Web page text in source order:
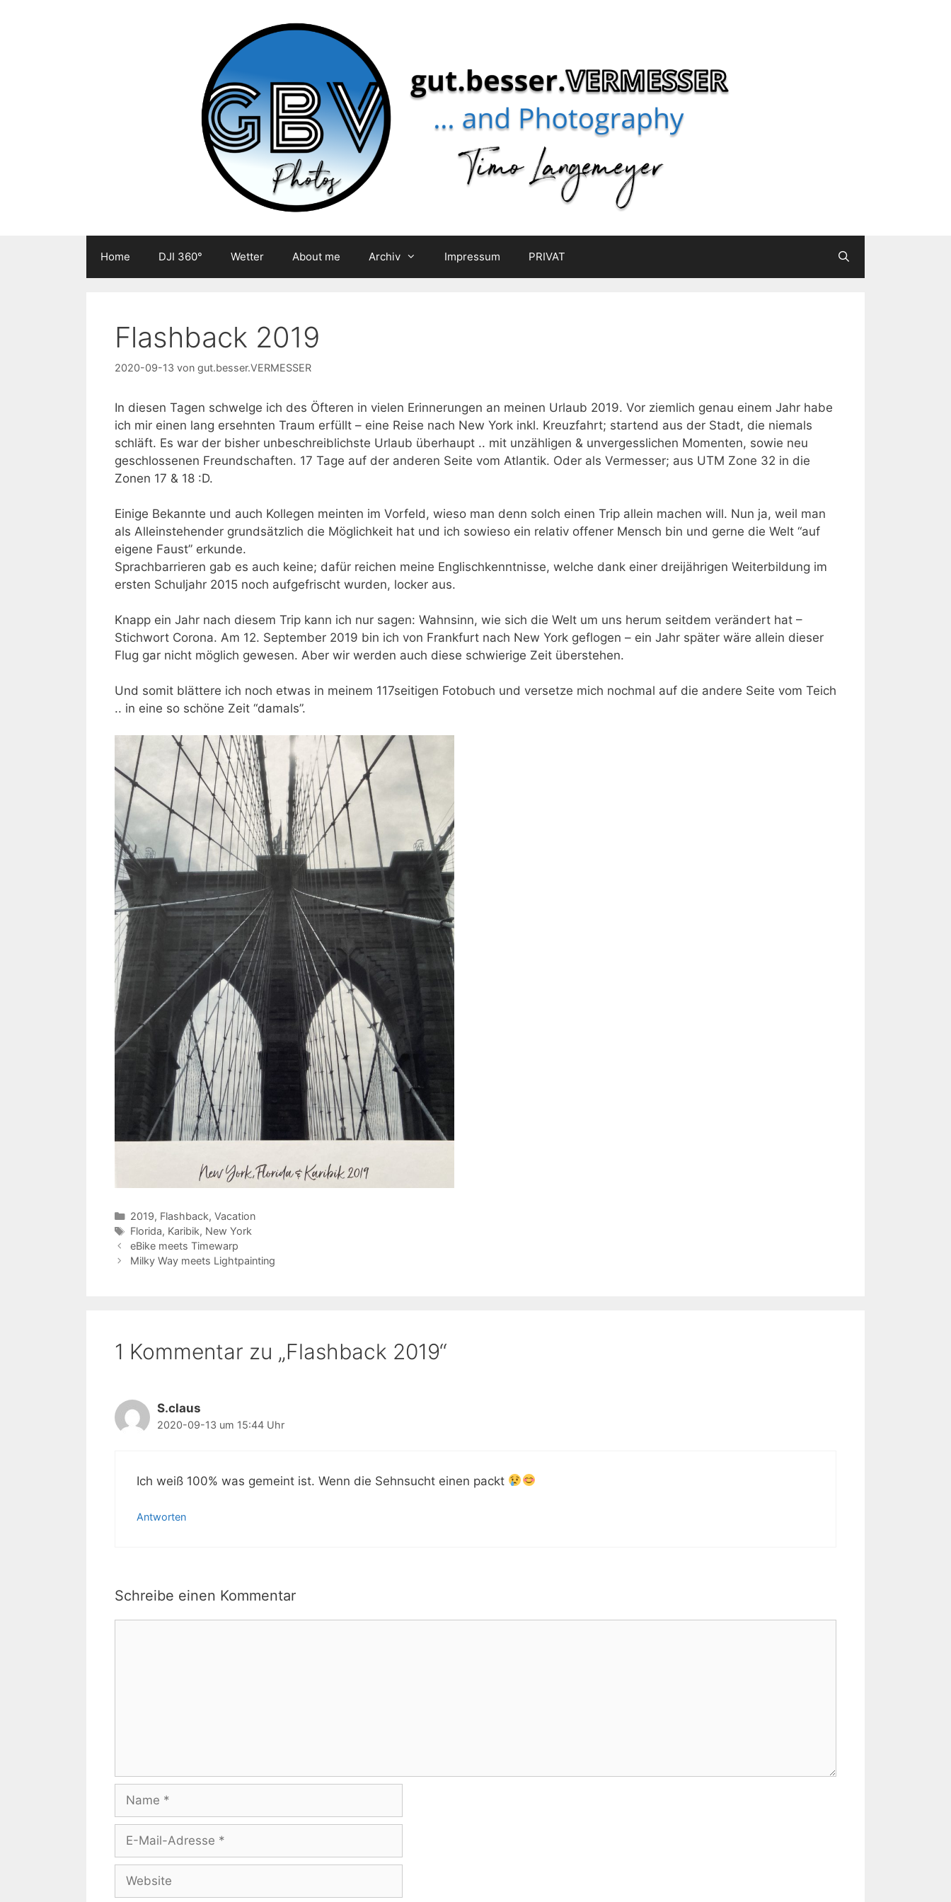
Home DJI 360° Wetter About me Archiv Impressum PRIVAT
Flashback 2019
2020-09-13 von gut.besser.VERMESSER
In diesen Tagen schwelge ich des Öfteren in vielen Erinnerungen an meinen Urlaub 2019. Vor ziemlich genau einem Jahr habe
ich mir einen lang ersehnten Traum erfüllt – eine Reise nach New York inkl. Kreuzfahrt; startend aus der Stadt, die niemals
schläft. Es war der bisher unbeschreiblichste Urlaub überhaupt .. mit unzähligen & unvergesslichen Momenten, sowie neu
geschlossenen Freundschaften. 17 Tage auf der anderen Seite vom Atlantik. Oder als Vermesser; aus UTM Zone 32 in die
Zonen 17 & 18 :D.
Einige Bekannte und auch Kollegen meinten im Vorfeld, wieso man denn solch einen Trip allein machen will. Nun ja, weil man
als Alleinstehender grundsätzlich die Möglichkeit hat und ich sowieso ein relativ offener Mensch bin und gerne die Welt “auf
eigene Faust” erkunde.
Sprachbarrieren gab es auch keine; dafür reichen meine Englischkenntnisse, welche dank einer dreijährigen Weiterbildung im
ersten Schuljahr 2015 noch aufgefrischt wurden, locker aus.
Knapp ein Jahr nach diesem Trip kann ich nur sagen: Wahnsinn, wie sich die Welt um uns herum seitdem verändert hat –
Stichwort Corona. Am 12. September 2019 bin ich von Frankfurt nach New York geflogen – ein Jahr später wäre allein dieser
Flug gar nicht möglich gewesen. Aber wir werden auch diese schwierige Zeit überstehen.
Und somit blättere ich noch etwas in meinem 117seitigen Fotobuch und versetze mich nochmal auf die andere Seite vom Teich
.. in eine so schöne Zeit “damals”.
Kategorien
2019, Flashback, Vacation
Schlagwörter
Florida, Karibik, New York
eBike meets Timewarp
Milky Way meets Lightpainting
1 Kommentar zu „Flashback 2019“
S.claus
2020-09-13 um 15:44 Uhr
Ich weiß 100% was gemeint ist. Wenn die Sehnsucht einen packt
Antworten
Schreibe einen Kommentar
Mail-
Adresse